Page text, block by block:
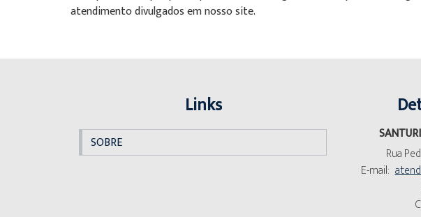
atendimento divulgados em nosso site.
Links
SOBRE
Rua
E-mail: